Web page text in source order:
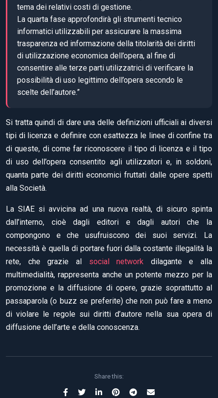
tema dei relativi costi di gestione.
La quarta fase approfondirà gli strumenti tecnico
informatici utilizzabili per assicurare la massima
trasparenza ed informazione della titolarità dei diritti
di utilizzazione economica dell’opera, al fine di
consentire alle terze parti utilizzatrici di verificare la
possibilità di uso legittimo dell’opera secondo le
scelte dell’autore.”
Si tratta quindi di dare una delle definizioni ufficiali ai diversi
tipi di licenza e definire con esattezza le linee di confine tra
di queste, di come far riconoscere il tipo di licenza e il tipo
di uso dell’opera consentito agli utilizzatori e, in soldoni,
quanta parte dei diritti economici fruttati dalle opere spetti
alla Società.
La SIAE si avvicina ad una nuova realtà, di sicuro spinta
dall’interno, cioè dagli editori e dagli autori che la
compongono e che usufruiscono dei suoi servizi. La
necessità è quella di portare fuori dalla costante illegalità la
rete, che grazie al social network dilagante e alla
multimedialità, rappresenta anche un potente mezzo per la
promozione e la diffusione di opere, grazie soprattutto al
passaparola (o buzz se preferite) che non può fare a meno
di violare le regole sui diritti d’autore nella sua opera di
diffusione dell’arte e della conoscenza.
Share this: